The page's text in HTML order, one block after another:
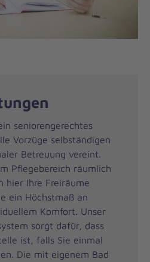
seniorengerechtes
Vorzüge selbständigen
Betreuung vereint.
Pflegebereich räumlich
hier Ihre Freiräume
ein Höchstmaß an
Komfort. Unser
sorgt dafür, dass
ist, falls Sie einmal
Die mit eigenem Bad